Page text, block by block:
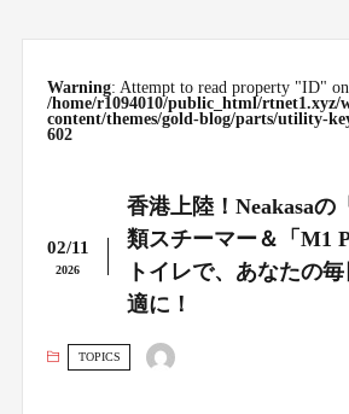
Warning: Attempt to read property "ID"
/home/r1094010/public_html/rtnet1.xyz/
content/themes/gold-blog/parts/utility-
602
02/11
2026
香港上陸！Neakasaの
類スチーマー＆「M1
トイレで、あなたの
適に！
TOPICS